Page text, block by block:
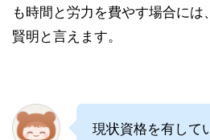
も時間と労力を費やす場合に
賢明と言えます。
現状資格を有して